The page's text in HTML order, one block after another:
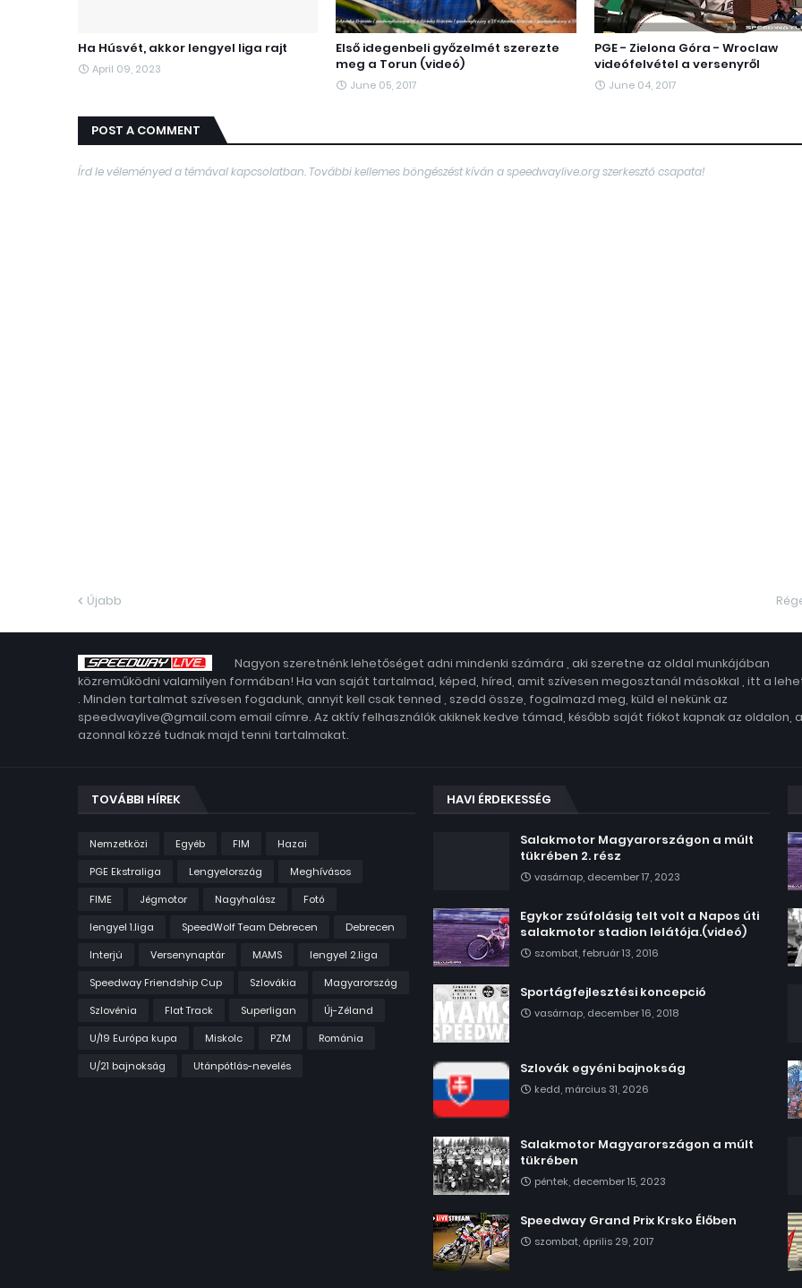
Ha Húsvét, akkor lengyel liga rajt
April 09, 2023
Első idegenbeli győzelmét szerezte
meg a Torun (videó)
June 05, 2017
PGE - Zielona Góra - Wroclaw
videófelvétel a versenyről
June 04, 2017
POST A COMMENT
Írd le véleményed a témával kapcsolatban. További kellemes böngészést kíván a speedwaylive.org szerkesztő csapata!
Újabb
Nagyon szeretnénk lehetőséget adni mindenki számára , aki szeretne az oldal munkájában
közreműködni valamilyen formában! Ha van saját tartalmad, képed, híred, amit szívesen megosztanál másokkal , itt a
. Minden tartalmat szívesen fogadunk, annyit kell csak tenned , szedd össze, fogalmazd meg, küld el nekünk az
speedwaylive@gmail.com email címre. Az aktív felhasználók akiknek kedve támad, később saját fiókot kapnak az oldalon,
azonnal közzé tudnak majd tenni tartalmakat.
TOVÁBBI HÍREK
Nemzetközi Egyéb FIM
Hazai
PGE Ekstraliga
Lengyelország
Meghívásos
FIME
Jégmotor Nagyhalász
Fotó
lengyel 1.liga
SpeedWolf Team Debrecen
Debrecen
Interjú
Versenynaptár MAMS
lengyel 2.liga
Speedway Friendship Cup
Szlovákia
Magyarország
Szlovénia
Flat Track Superligan
Új-Zéland
U/19 Európa kupa
Miskolc PZM
Románia
U/21 bajnokság
Utánpótlás-nevelés
HAVI ÉRDEKESSÉG
Salakmotor Magyarországon a múlt
tükrében 2. rész
vasárnap, december 17, 2023
Egykor zsúfolásig telt volt a Napos úti
salakmotor stadion lelátója.(videó)
szombat, február 13, 2016
Sportágfejlesztési koncepció
vasárnap, december 16, 2018
Szlovák egyéni bajnokság
kedd, március 31, 2026
Salakmotor Magyarországon a múlt
tükrében
péntek, december 15, 2023
Speedway Grand Prix Krsko Élőben
szombat, április 29, 2017